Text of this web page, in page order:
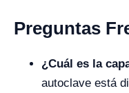
Preguntas
¿Cuál es la
autoclave está